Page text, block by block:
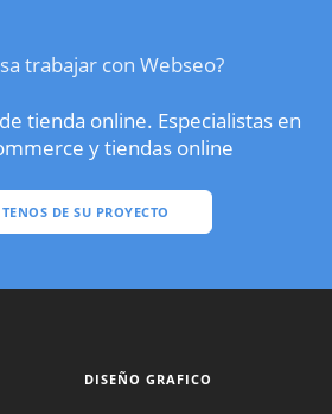
trabajar con Webseo?
tienda online. Especialistas en
y tiendas online
DE SU PROYECTO
DISEÑO GRAFICO